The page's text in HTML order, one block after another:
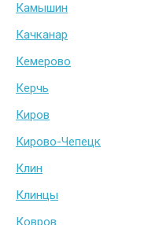
Камышин
Качканар
Кемерово
Керчь
Киров
Кирово-Чепецк
Клин
Клинцы
Ковров